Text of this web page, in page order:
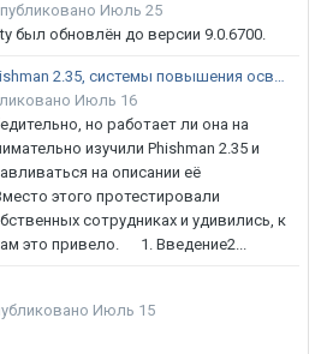
Июль 25
был обновлён до версии 9.0.6700.
Тестирование Phishman 2.35, системы повышения осведомлённости пользователей в сфере ИБ
Июль 16
но работает ли она на
изучили Phishman 2.35 и
на описании её
этого протестировали
сотрудниках и удивились, к
это привело. 1. Введение2...
Июль 15